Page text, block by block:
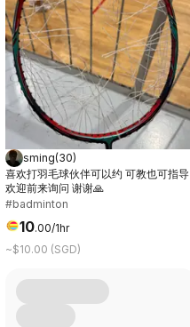
sming(30)
喜欢打羽毛球伙伴可以约 可教也可指导
欢迎前来询问 谢谢🙏
#badminton
10.00/1hr
~$10.00 (SGD)